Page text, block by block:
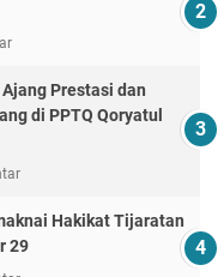
Prestasi dan
di PPTQ Qoryatul
Hakikat Tijaratan
29